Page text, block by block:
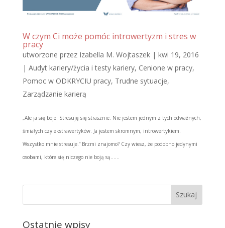
W czym Ci może pomóc introwertyzm i stres w
pracy
utworzone przez Izabella M. Wojtaszek| kwi 19, 2016
| Audyt kariery/życia i testy kariery, Cenione w pracy,
Pomoc w ODKRYCIU pracy, Trudne sytuacje,
Zarządzanie karierą
„Ale ja się boje. Stresuję się strasznie. Nie jestem jednym z tych odważnych,
śmiałych czy ekstrawertyków. Ja jestem skromnym, introwertykiem.
Wszystko mnie stresuje.” Brzmi znajomo? Czy wiesz, że podobno jedynymi
osobami, które się niczego nie boją są…...
Ostatnie wpisy